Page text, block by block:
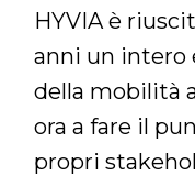
HYVIA è
anni un intero
della mobilità
ora a fare il
propri